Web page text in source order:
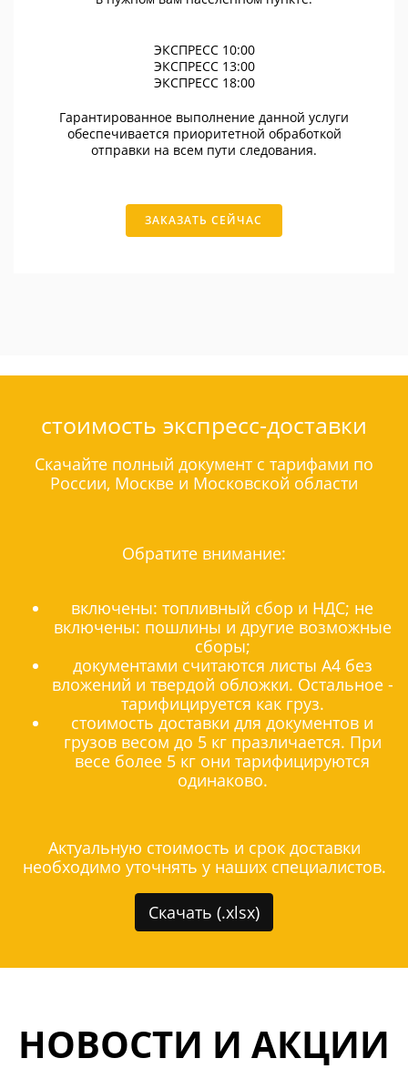
ЭКСПРЕСС 10:00
ЭКСПРЕСС 13:00
ЭКСПРЕСС 18:00
Гарантированное выполнение данной услуги
обеспечивается приоритетной обработкой
отправки на всем пути следования.
ЗАКАЗАТЬ СЕЙЧАС
стоимость экспресс-доставки
Скачайте полный документ с тарифами по
России, Москве и Московской области
Обратите внимание:
включены: топливный сбор и НДС; не
включены: пошлины и другие возможные
сборы;
документами считаются листы А4 без
вложений и твердой обложки. Остальное -
тарифицируется как груз.
стоимость доставки для документов и
грузов весом до 5 кг празличается. При
весе более 5 кг они тарифицируются
одинаково.
Актуальную стоимость и срок доставки
необходимо уточнять у наших специалистов.
Скачать (.xlsx)
НОВОСТИ И АКЦИИ